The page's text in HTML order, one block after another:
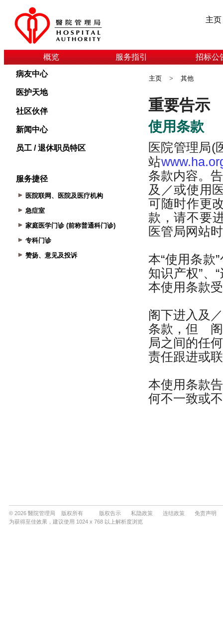
主页
概览 服务指引 招标公
病友中心
医护天地
社区伙伴
新闻中心
员工 / 退休职员特区
服务捷径
医院联网、医院及医疗机构
急症室
家庭医学门诊 (前称普通科门诊)
专科门诊
赞扬、意见及投诉
主页 > 其他
© 2026 醫院管理局 版权所有 版权告示 私隐政策 连结政策
免责声明
为获得至佳效果，建议使用 1024 x 768 以上解析度浏览